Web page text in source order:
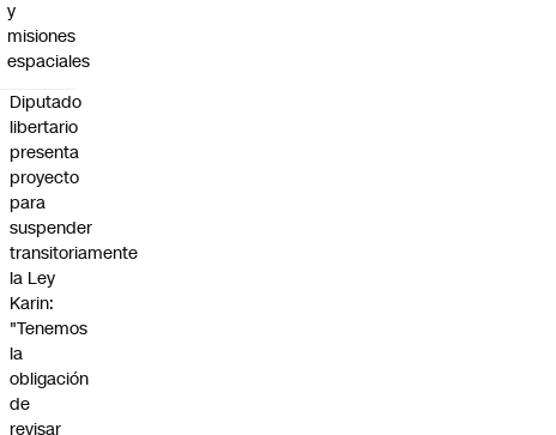
y
misiones
espaciales
Diputado
libertario
presenta
proyecto
para
suspender
transitoriamente
la Ley
Karin:
"Tenemos
la
obligación
de
revisar